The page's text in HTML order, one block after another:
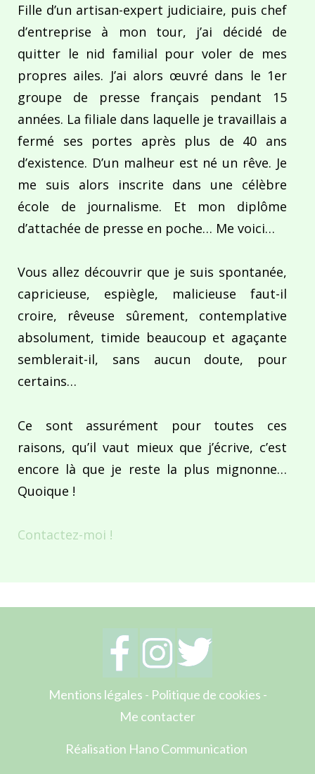
Fille d’un artisan-expert judiciaire, puis chef
d’entreprise à mon tour, j’ai décidé de
quitter le nid familial pour voler de mes
propres ailes. J’ai alors œuvré dans le 1er
groupe de presse français pendant 15
années. La filiale dans laquelle je travaillais a
fermé ses portes après plus de 40 ans
d’existence. D’un malheur est né un rêve. Je
me suis alors inscrite dans une célèbre
école de journalisme. Et mon diplôme
d’attachée de presse en poche… Me voici…
Vous allez découvrir que je suis spontanée,
capricieuse, espiègle, malicieuse faut-il
croire, rêveuse sûrement, contemplative
absolument, timide beaucoup et agaçante
semblerait-il, sans aucun doute, pour
certains…
Ce sont assurément pour toutes ces
raisons, qu’il vaut mieux que j’écrive, c’est
encore là que je reste la plus mignonne…
Quoique !
Contactez-moi !
Mentions légales - Politique de cookies -
Me contacter
Réalisation Hano Communication